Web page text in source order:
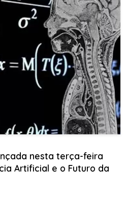
nesta terça-feira
Artificial e o Futuro da